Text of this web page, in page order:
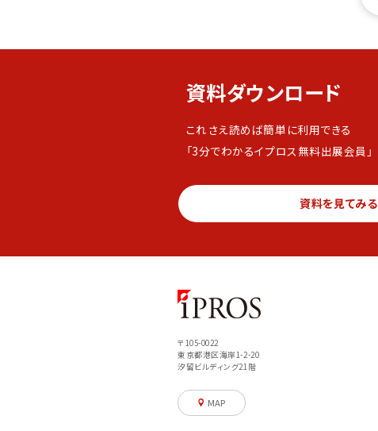
資料ダウンロード
これさえ読めば簡単に利用できる
「3分でわかるイプロス無料出展会員」
資料を見てみる
〒105-0022
東京都港区海岸1-2-20
汐留ビルディング21階
MAP